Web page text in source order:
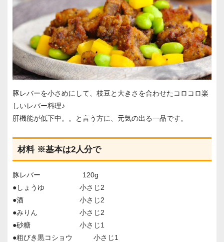
豚レバーを小さめにして、枝豆と大きさを合わせたコロコロ楽
しいレバー料理♪
肝機能が低下中。。と言う方に、元気の出る一品です。
材料 ※基本は2人分で
豚レバー 120g
●しょうゆ 小さじ2
●酒 小さじ2
●みりん 小さじ2
●砂糖 小さじ1
●粗びき黒コショウ 小さじ1